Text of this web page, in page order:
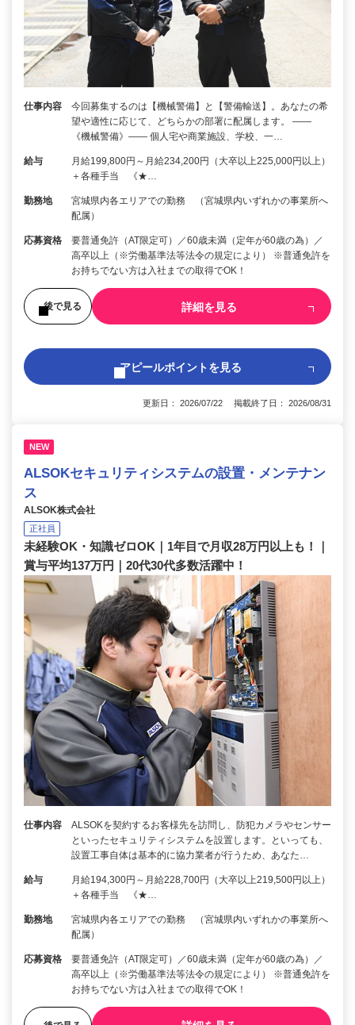
仕事内容
今回募集するのは【機械警備】と【警備輸送】。あなたの希
望や適性に応じて、どちらかの部署に配属します。 ――
《機械警備》―― 個人宅や商業施設、学校、一…
給与
月給199,800円～月給234,200円（大卒以上225,000円以上）
＋各種手当 《★…
勤務地
宮城県内各エリアでの勤務 （宮城県内いずれかの事業所へ
配属）
応募資格
要普通免許（AT限定可）／60歳未満（定年が60歳の為）／
高卒以上（※労働基準法等法令の規定により） ※普通免許を
お持ちでない方は入社までの取得でOK！
後で見る 詳細を見る
アピールポイントを見る
更新日： 2026/07/22 掲載終了日： 2026/08/31
NEW
ALSOKセキュリティシステムの設置・メンテナン
ス
ALSOK株式会社
正社員
未経験OK・知識ゼロOK｜1年目で月収28万円以上も！｜
賞与平均137万円｜20代30代多数活躍中！
仕事内容
ALSOKを契約するお客様先を訪問し、防犯カメラやセンサー
といったセキュリティシステムを設置します。といっても、
設置工事自体は基本的に協力業者が行うため、あなた…
給与
月給194,300円～月給228,700円（大卒以上219,500円以上）
＋各種手当 《★…
勤務地
宮城県内各エリアでの勤務 （宮城県内いずれかの事業所へ
配属）
応募資格
要普通免許（AT限定可）／60歳未満（定年が60歳の為）／
高卒以上（※労働基準法等法令の規定により） ※普通免許を
お持ちでない方は入社までの取得でOK！